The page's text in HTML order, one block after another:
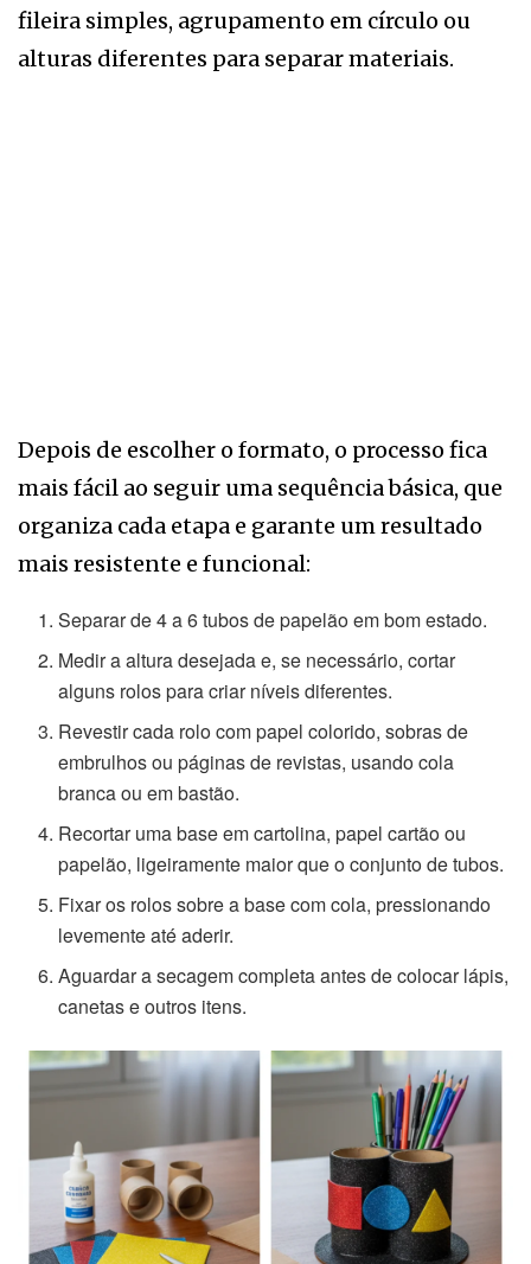
fileira simples, agrupamento em círculo ou
alturas diferentes para separar materiais.
Depois de escolher o formato, o processo fica
mais fácil ao seguir uma sequência básica, que
organiza cada etapa e garante um resultado
mais resistente e funcional:
Separar de 4 a 6 tubos de papelão em bom estado.
Medir a altura desejada e, se necessário, cortar
alguns rolos para criar níveis diferentes.
Revestir cada rolo com papel colorido, sobras de
embrulhos ou páginas de revistas, usando cola
branca ou em bastão.
Recortar uma base em cartolina, papel cartão ou
papelão, ligeiramente maior que o conjunto de tubos.
Fixar os rolos sobre a base com cola, pressionando
levemente até aderir.
Aguardar a secagem completa antes de colocar lápis,
canetas e outros itens.